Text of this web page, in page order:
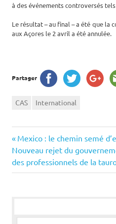
à des événements controversés
Le résultat – au final – a été que la
aux Açores le 2 avril a été annulée.
Partager
CAS International
Navigation
de
Previous
Post:
Mexico : le chemin semé
Next
Post:
Nouveau rejet du
des professionnels de la